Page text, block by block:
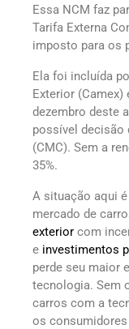
Essa NCM faz
Tarifa Externa
imposto para os
Ela foi incluída
Exterior (Camex)
dezembro deste
possível decisão
(CMC). Sem a
35%.
A situação aqui
mercado de
exterior com
e investimentos
perde seu maior
tecnologia. Sem
carros com a
os